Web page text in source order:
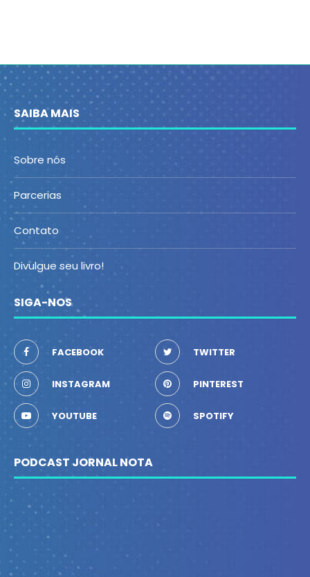
SAIBA MAIS
Sobre nós
Parcerias
Contato
Divulgue seu livro!
SIGA-NOS
FACEBOOK TWITTER
INSTAGRAM PINTEREST
YOUTUBE SPOTIFY
PODCAST JORNAL NOTA